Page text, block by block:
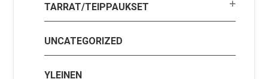
TARRAT/TEIPPAUKSET
UNCATEGORIZED
YLEINEN